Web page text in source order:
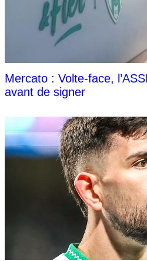
Mercato : Volte-face,
avant de signer